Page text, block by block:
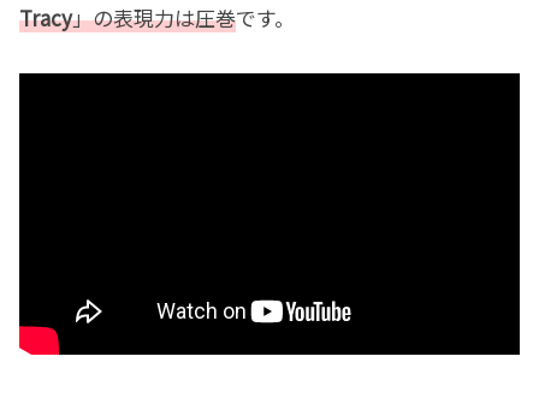
Tracy」の表現力は圧巻です。